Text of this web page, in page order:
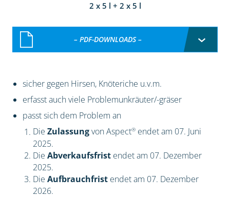
2 x 5 l + 2 x 5 l
– PDF-DOWNLOADS –
sicher gegen Hirsen, Knöteriche u.v.m.
erfasst auch viele Problemunkräuter/-gräser
passt sich dem Problem an
Die Zulassungvon Aspect®endet am 07. Juni
2025.
Die Abverkaufsfrist endet am 07. Dezember
2025.
Die Aufbrauchfrist endet am 07. Dezember
2026.